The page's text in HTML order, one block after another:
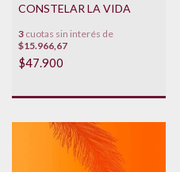
CONSTELAR LA VIDA
3 cuotas sin interés de
$15.966,67
$47.900